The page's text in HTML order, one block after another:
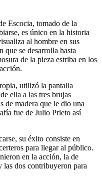
Escocia, tomado de la
es único en la historia
al hombre en sus
que se desarrolla hasta
de la pieza estriba en los
utilizó la pantalla
ella a las tres brujas
de madera que le dio una
fue de Julio Prieto así
su éxito consiste en
para llegar al público.
en la acción, la de
dos contribuyeron para